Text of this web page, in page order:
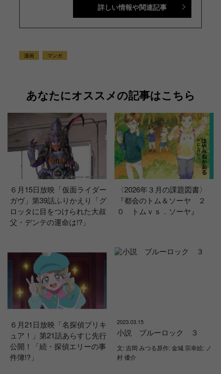
詳しい情報や関連記事
漫画 マンガ
あなたにオススメの記事はこちら
６月15日放映「仮面ライダー
ガヴ」第39話ふりかえり「グ
ロッタに目をつけられた大叔
父・デンテの運命は!?」
〈2026年３月の課題図書〉
『都会のトム＆ソーヤ ２
０ トムｖｓ．ソーヤ』
６月21日放映「名探偵プリキ
ュア！」第21話あらすじ先行
公開！「続・探偵エリーの事
件簿!?」
2023.03.15
小説 ブルーロック ３
文: 吉岡 みつる原作: 金城 宗幸絵: ノ
村 優介